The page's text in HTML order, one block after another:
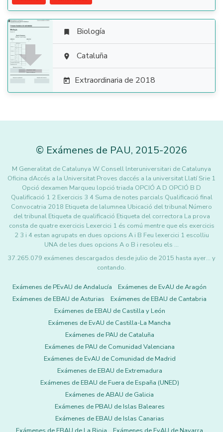

 Biología
 Cataluña
 Extraordinaria de 2018
© Exámenes de PAU, 2015-2026
M Generalitat de Catalunya W Consell lnteruniversitari de Catalunya
Oficina dAccés a la Universitat Proves daccés a la universitat Llatí Srie 1
Opció dexamen Marqueu lopció triada OPCIÓ A D OPCIÓ B D
Qualificació 1 2 Exercicis 3 4 Suma de notes parcials Qualificació final
Convocatria 2018 Etiqueta de lalumnea Ubicació del tribunal Número
del tribunal Etiqueta de qualificació Etiqueta del correctora La prova
consta de quatre exercicis Lexercici 1 és comú mentre que els exercicis
2 3 i 4 estan agrupats en dues opcions A i B Feu lexercici 1 escolliu
UNA de les dues opcions A o B i resoleu els …
37.265.079 exámenes descargados desde julio de 2015 hasta ayer... y
contando.
Exámenes de PEvAU de Andalucía
Exámenes de EvAU de Aragón
Exámenes de EBAU de Asturias
Exámenes de EBAU de Cantabria
Exámenes de EBAU de Castilla y León
Exámenes de EvAU de Castilla-La Mancha
Exámenes de PAU de Cataluña
Exámenes de PAU de Comunidad Valenciana
Exámenes de EvAU de Comunidad de Madrid
Exámenes de EBAU de Extremadura
Exámenes de EBAU de Fuera de España (UNED)
Exámenes de ABAU de Galicia
Exámenes de PBAU de Islas Baleares
Exámenes de EBAU de Islas Canarias